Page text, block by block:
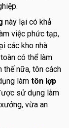
này lại có khả
việc phức tạp,
các kho nhà
có thể làm
thế nữa, tôn cách
làm tôn lợp
sử dụng làm
vừa an